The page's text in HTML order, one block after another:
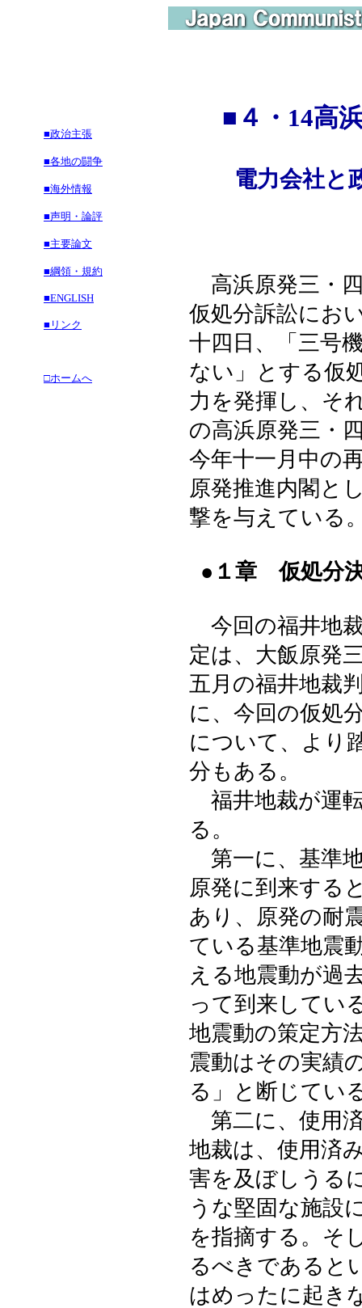
■政治主張
■各地の闘争
■海外情報
■声明・論評
■主要論文
■綱領・規約
■ENGLISH
■リンク
□ホームへ
■ ４・14高
電力会社と
高浜原発三・
仮処分訴訟にお
十四日、「三号
ない」とする仮
力を発揮し、そ
の高浜原発三・
今年十一月中の
原発推進内閣と
撃を与えている
●１章 仮処分
今回の福井地
定は、大飯原発
五月の福井地裁
に、今回の仮処
について、より
分もある。
福井地裁が運
る。
第一に、基準
原発に到来する
あり、原発の耐
ている基準地震
える地震動が過
って到来してい
地震動の策定方
震動はその実績
る」と断じてい
第二に、使用
地裁は、使用済
害を及ぼしうる
うな堅固な施設
を指摘する。そ
るべきであると
はめったに起き